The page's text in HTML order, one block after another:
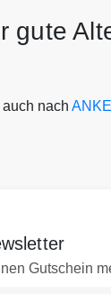
gute
nach
Gutschein